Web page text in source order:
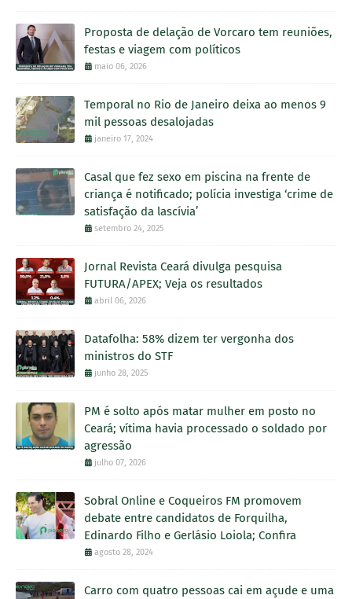
Proposta de delação de Vorcaro tem reuniões,
festas e viagem com políticos
maio 06, 2026
Temporal no Rio de Janeiro deixa ao menos 9
mil pessoas desalojadas
janeiro 17, 2024
Casal que fez sexo em piscina na frente de
criança é notificado; polícia investiga ‘crime de
satisfação da lascívia’
setembro 24, 2025
Jornal Revista Ceará divulga pesquisa
FUTURA/APEX; Veja os resultados
abril 06, 2026
Datafolha: 58% dizem ter vergonha dos
ministros do STF
junho 28, 2025
PM é solto após matar mulher em posto no
Ceará; vítima havia processado o soldado por
agressão
julho 07, 2026
Sobral Online e Coqueiros FM promovem
debate entre candidatos de Forquilha,
Edinardo Filho e Gerlásio Loiola; Confira
agosto 28, 2024
Carro com quatro pessoas cai em açude e uma